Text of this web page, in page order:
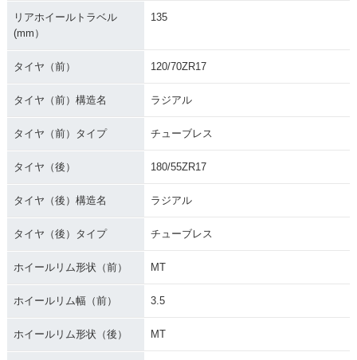
リアホイールトラベル
(mm）
135
タイヤ（前） 120/70ZR17
タイヤ（前）構造名 ラジアル
タイヤ（前）タイプ チューブレス
タイヤ（後） 180/55ZR17
タイヤ（後）構造名 ラジアル
タイヤ（後）タイプ チューブレス
ホイールリム形状（前） MT
ホイールリム幅（前） 3.5
ホイールリム形状（後） MT